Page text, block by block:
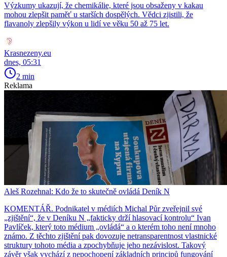
Výzkumy ukazují, že chemikálie, které jsou obsaženy v kakau
mohou zlepšit paměť u starších dospělých. Vědci zjistili, že
flavanoly zlepšily výkon u lidí ve věku 50 až 75 let.
Krasnezeny.eu
dnes, 05:31
2 min
Reklama
Aleš Rozehnal: Kdo že to skutečně ovládá Deník N
KOMENTÁŘ. Podnikatel v médiích Michal Půr zveřejnil své
„zjištění“, že v Deníku N „fakticky drží hlasovací kontrolu“ Ivan
Pavlíček, který toto médium „ovládá“ a o kterém toho není mnoho
známo. Z těchto zjištění pak dovozuje netransparentnost vlastnické
struktury tohoto média a zpochybňuje jeho nezávislost. Takový
závěr však vychází z nepochopení základních principů fungování